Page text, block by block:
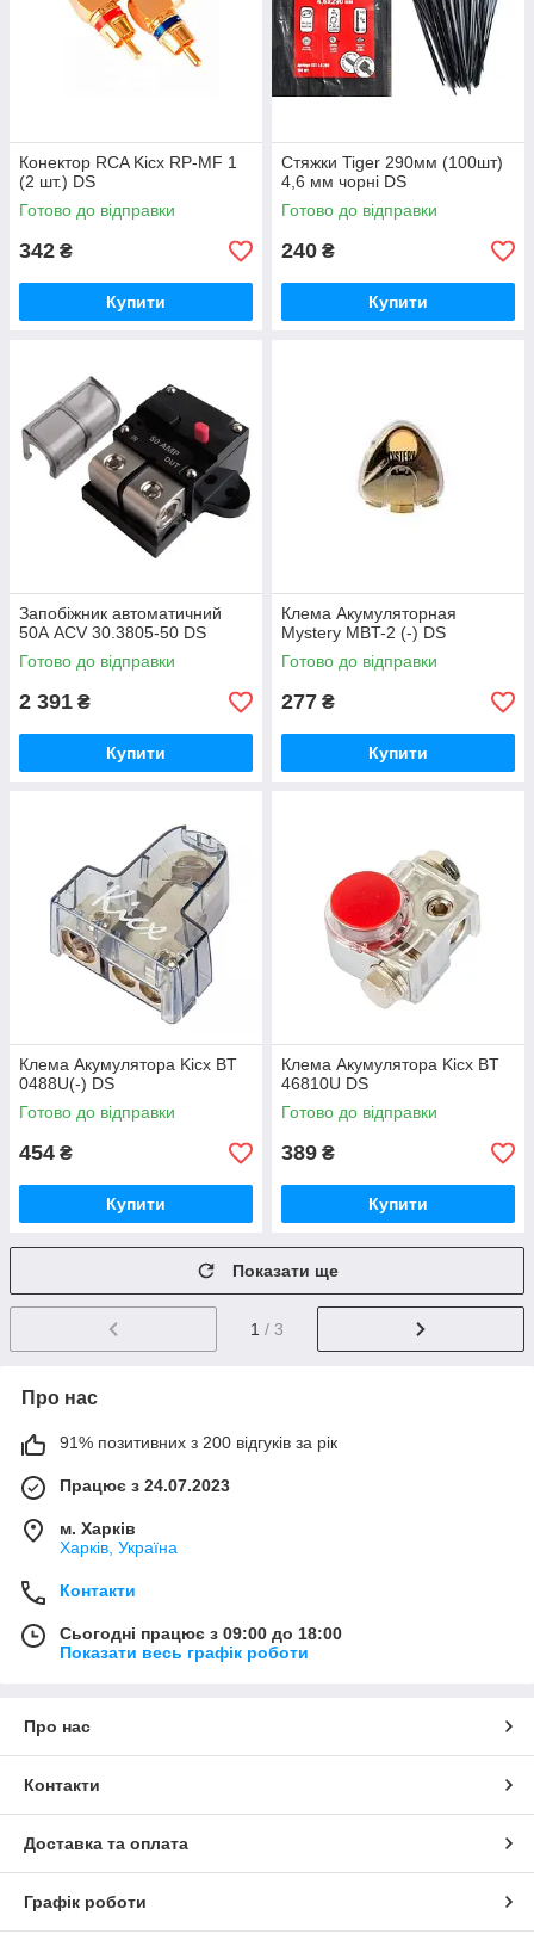
Конектор RCA Kicx RP-MF 1
(2 шт.) DS
Готово до відправки
342 ₴
Купити
Стяжки Tiger 290мм (100шт)
4,6 мм чорні DS
Готово до відправки
240 ₴
Купити
Запобіжник автоматичний
50А ACV 30.3805-50 DS
Готово до відправки
2 391 ₴
Купити
Клема Акумуляторная
Mystery MBT-2 (-) DS
Готово до відправки
277 ₴
Купити
Клема Акумулятора Kicx BT
0488U(-) DS
Готово до відправки
454 ₴
Купити
Клема Акумулятора Kicx BT
46810U DS
Готово до відправки
389 ₴
Купити
Показати ще
1 / 3
Про нас
91% позитивних з 200 відгуків за рік
Працює з 24.07.2023
м. Харків
Харків, Україна
Контакти
Сьогодні працює з 09:00 до 18:00
Показати весь графік роботи
Про нас
Контакти
Доставка та оплата
Графік роботи